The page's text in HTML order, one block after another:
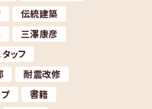
伝統建築
三澤康彦
ッフ
耐震改修
書籍